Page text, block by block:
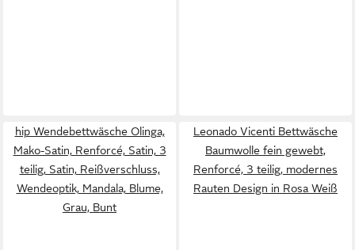
hip Wendebettwäsche Olinga,
Mako-Satin, Renforcé, Satin, 3
teilig, Satin, Reißverschluss,
Wendeoptik, Mandala, Blume,
Grau, Bunt
Leonado Vicenti Bettwäsche
Baumwolle fein gewebt,
Renforcé, 3 teilig, modernes
Rauten Design in Rosa Weiß